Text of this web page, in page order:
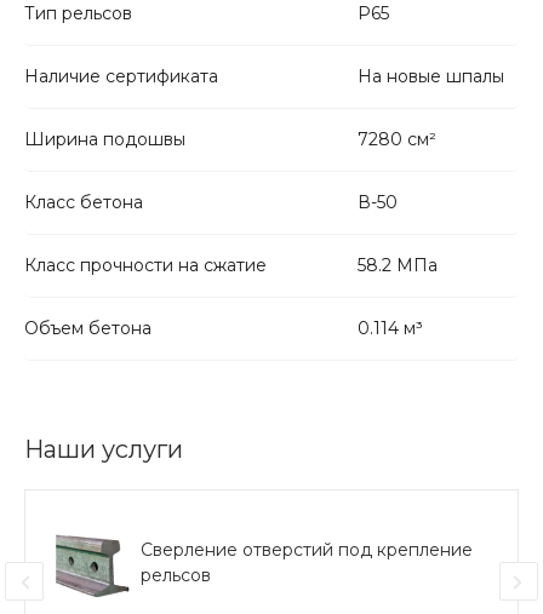
Тип рельсов Р65
Наличие сертификата На новые шпалы
Ширина подошвы 7280 см²
Класс бетона В-50
Класс прочности на сжатие 58.2 МПа
Объем бетона 0.114 м³
Наши услуги
Сверление отверстий под крепление
рельсов